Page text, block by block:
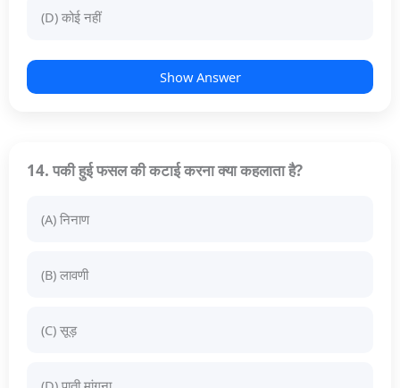
(D) कोई नहीं
Show Answer
14. पकी हुई फसल की कटाई करना क्या कहलाता है?
(A) निनाण
(B) लावणी
(C) सूड़